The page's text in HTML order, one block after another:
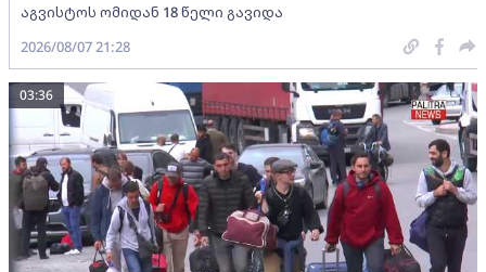
აგვისტოს ომიდან 18 წელი გავიდა
2026/08/07 21:28
03:36